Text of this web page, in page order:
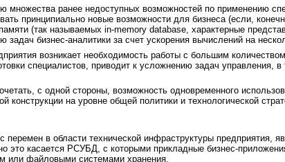
множества ранее недоступных возможностей по применению
принципиально новые возможности для бизнеса (если,
(так называемых in-memory database, характерные
бизнес-аналитики за счет ускорения вычислений на
возникает необходимость работы с большим
специалистов, приводит к усложнению задач управления,
с одной стороны, возможность одновременного
на уровне общей политики и технологической
в области технической инфраструктуры предприятия,
это касается РСУБД, с которыми прикладные бизнес-
или файловыми системами хранения.